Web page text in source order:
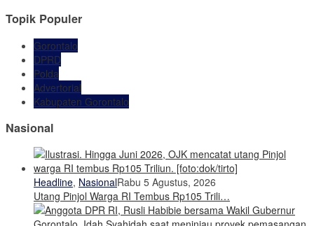
Topik Populer
Gorontalo
DPRD
Polda
Advertorial
Kabupaten Gorontalo
Nasional
Headline, NasionalRabu 5 Agustus, 2026
Utang Pinjol Warga RI Tembus Rp105 Trili…